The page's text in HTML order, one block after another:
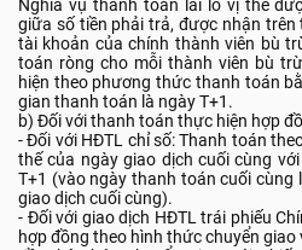
Nghĩa vụ thanh toán lãi lỗ vị thế
giữa số tiền phải trả, được nhận
tài khoản của chính thành viên bù
toán ròng cho mỗi thành viên bù
hiện theo phương thức thanh toán
gian thanh toán là ngày T+1.
b) Đối với thanh toán thực hiện hợp
- Đối với HĐTL chỉ số: Thanh toán
thế của ngày giao dịch cuối cùng
T+1 (vào ngày thanh toán cuối cùng
giao dịch cuối cùng).
- Đối với giao dịch HĐTL trái phiếu
hợp đồng theo hình thức chuyển